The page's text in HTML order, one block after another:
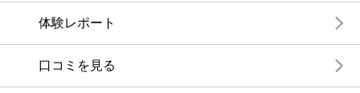
体験レポート
口コミを見る